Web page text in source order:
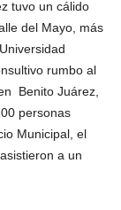
tuvo un cálido
del Mayo, más
rumbo al
Benito Juárez,
personas
Municipal, el
a un